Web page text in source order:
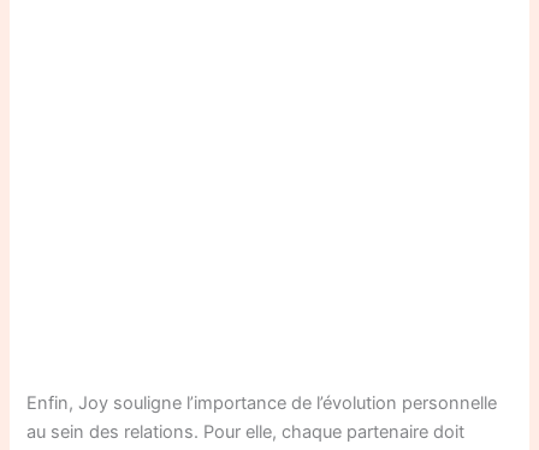
Enfin, Joy souligne l’importance de l’évolution personnelle
au sein des relations. Pour elle, chaque partenaire doit